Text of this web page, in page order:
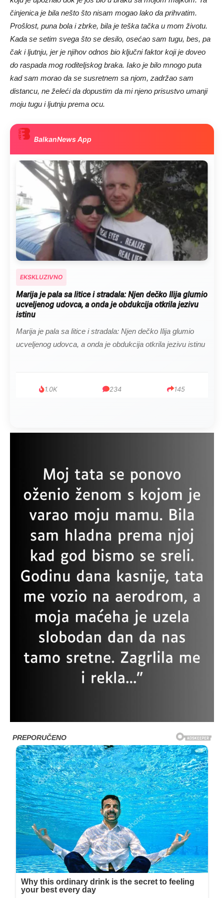
činjenica je bila nešto što nisam mogao lako da prihvatim.
Prošlost, puna bola i zbrke, bila je teška tačka u mom životu.
Kada se setim svega što se desilo, osećao sam tugu, bes, pa
čak i ljutnju, jer je njihov odnos bio ključni faktor koji je doveo
do raspada mog roditeljskog braka. Iako je bilo mnogo puta
kad sam morao da se susretnem sa njom, zadržao sam
distancu, ne želeći da dopustim da mi njeno prisustvo umanji
moju tugu i ljutnju prema ocu.
BalkanNews App
EKSKLUZIVNO
Kad se Marin suprug razbolio ona ga kupala, pelene
mu mijenjala: Jedno jutro je poslao po čokoladu..
mijenjala: Jedno jutro je poslao po čokoladu..